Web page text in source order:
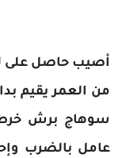
أصيب حاصل على
من العمر يقيم
سوهاج برش
عامل بالضرب